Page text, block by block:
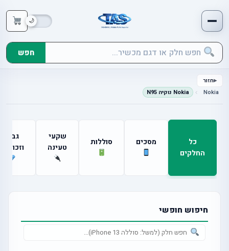
חפש
חזור
Nokia
Nokia נוקיה N95
כל
החלקים
מסכים סוללות
שקעי
טעינה
גבים
חיפוש חופשי